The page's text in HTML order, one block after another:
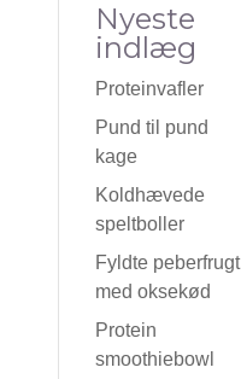
Nyeste
indlæg
Proteinvafler
Pund til pund
kage
Koldhævede
speltboller
Fyldte peberfrugt
med oksekød
Protein
smoothiebowl